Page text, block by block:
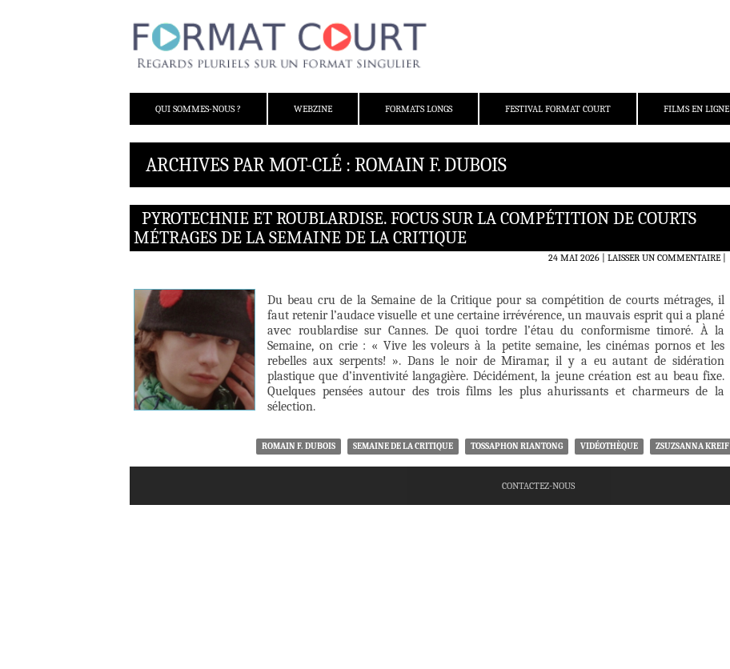
QUI SOMMES-NOUS ?
WEBZINE FORMATS LONGS FESTIVAL FORMAT COURT FILMS EN LIGNE
ARCHIVES PAR MOT-CLÉ : ROMAIN F. DUBOIS
PYROTECHNIE ET ROUBLARDISE. FOCUS SUR LA COMPÉTITION DE COURTS
MÉTRAGES DE LA SEMAINE DE LA CRITIQUE
24 MAI 2026 LAISSER UN COMMENTAIRE|
Du beau cru de la Semaine de la Critique pour sa compétition de courts métrages, il
faut retenir l’audace visuelle et une certaine irrévérence, un mauvais esprit qui a plané
avec roublardise sur Cannes. De quoi tordre l’étau du conformisme timoré. À la
Semaine, on crie : « Vive les voleurs à la petite semaine, les cinémas pornos et les
rebelles aux serpents! ». Dans le noir de Miramar, il y a eu autant de sidération
plastique que d’inventivité langagière. Décidément, la jeune création est au beau fixe.
Quelques pensées autour des trois films les plus ahurissants et charmeurs de la
sélection.
ROMAIN F. DUBOIS SEMAINE DE LA CRITIQUE TOSSAPHON RIANTONG VIDÉOTHÈQUE ZSUZSANNA KREIF
CONTACTEZ-NOUS